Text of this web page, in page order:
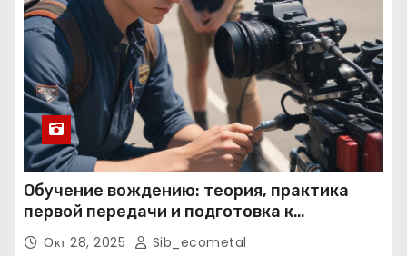
Обучение вождению: теория, практика
первой передачи и подготовка к
экзаменам
Окт 28, 2025 Sib_ecometal